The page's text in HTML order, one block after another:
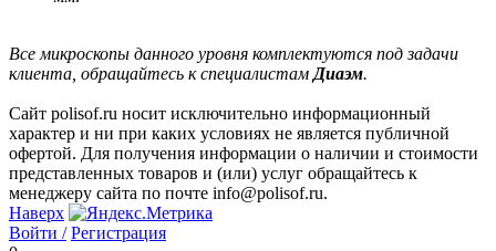
Все микроскопы данного уровня комплектуются под задачи
клиента, обращайтесь к специалистам Диаэм.
Сайт polisof.ru носит исключительно информационный
характер и ни при каких условиях не является публичной
офертой. Для получения информации о наличии и стоимости
представленных товаров и (или) услуг обращайтесь к
менеджеру сайта по почте info@polisof.ru.
Наверх
Войти / Регистрация